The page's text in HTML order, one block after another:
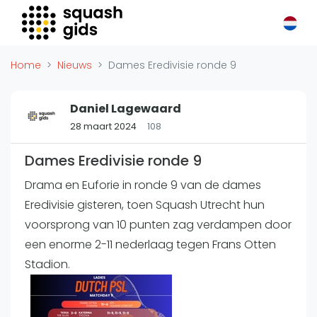
Squash Gids
Locaties
Merken
Trainers
Reserveringssystemen
Overige
Podcasts
Zakelijk
Adverteren
Vacatures
Video's
Home Nieuws Dames Eredivisie ronde 9
Daniel Lagewaard
28 maart 2024 108
Dames Eredivisie ronde 9
Drama en Euforie in ronde 9 van de dames
Eredivisie gisteren, toen Squash Utrecht hun
voorsprong van 10 punten zag verdampen door
een enorme 2-11 nederlaag tegen Frans Otten
Stadion.